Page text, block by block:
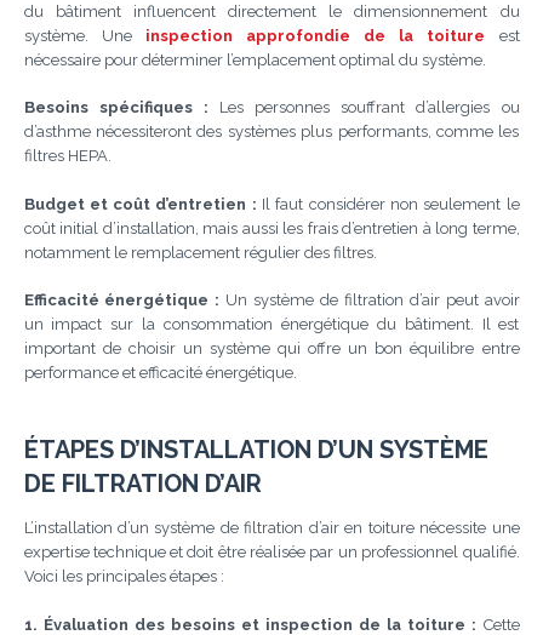
du bâtiment influencent directement le dimensionnement du
système. Une inspection approfondie de la toiture est
nécessaire pour déterminer l’emplacement optimal du système.
Besoins spécifiques : Les personnes souffrant d’allergies ou
d’asthme nécessiteront des systèmes plus performants, comme les
filtres HEPA.
Budget et coût d’entretien : Il faut considérer non seulement le
coût initial d’installation, mais aussi les frais d’entretien à long terme,
notamment le remplacement régulier des filtres.
Efficacité énergétique : Un système de filtration d’air peut avoir
un impact sur la consommation énergétique du bâtiment. Il est
important de choisir un système qui offre un bon équilibre entre
performance et efficacité énergétique.
ÉTAPES D’INSTALLATION D’UN SYSTÈME
DE FILTRATION D’AIR
L’installation d’un système de filtration d’air en toiture nécessite une
expertise technique et doit être réalisée par un professionnel qualifié.
Voici les principales étapes :
1. Évaluation des besoins et inspection de la toiture : Cette